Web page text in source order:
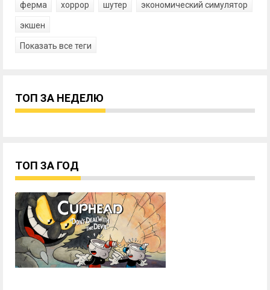
ферма хоррор шутер экономический симулятор
экшен
Показать все теги
ТОП ЗА НЕДЕЛЮ
ТОП ЗА ГОД